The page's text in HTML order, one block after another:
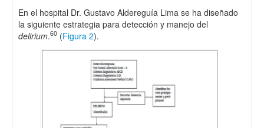
En el hospital Dr. Gustavo Aldereguía Lima se ha diseñado
la siguiente estrategia para detección y manejo del
delirium.60 (Figura 2).